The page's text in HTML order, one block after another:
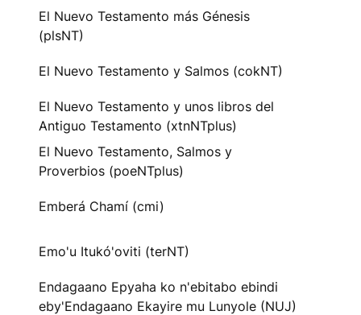
El Nuevo Testamento más Génesis
(plsNT)
El Nuevo Testamento y Salmos (cokNT)
El Nuevo Testamento y unos libros del
Antiguo Testamento (xtnNTplus)
El Nuevo Testamento, Salmos y
Proverbios (poeNTplus)
Emberá Chamí (cmi)
Emo'u Itukó'oviti (terNT)
Endagaano Epyaha ko n'ebitabo ebindi
eby'Endagaano Ekayire mu Lunyole (NUJ)